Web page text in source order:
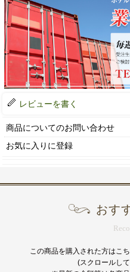
レビューを書く
商品についてのお問い合わせ
お気に入りに登録
おす
この商品を購入された方はこ
(スクロールし